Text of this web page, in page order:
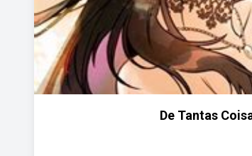
De Tantas